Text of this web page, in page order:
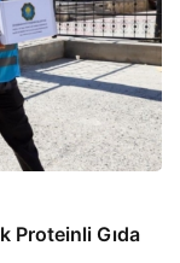
Proteinli Gıda